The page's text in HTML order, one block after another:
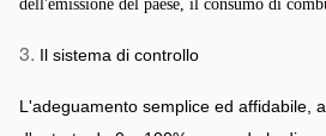
dell'emissione del paese, il consumo di
3. Il sistema di controllo
L'adeguamento semplice ed affidabile,